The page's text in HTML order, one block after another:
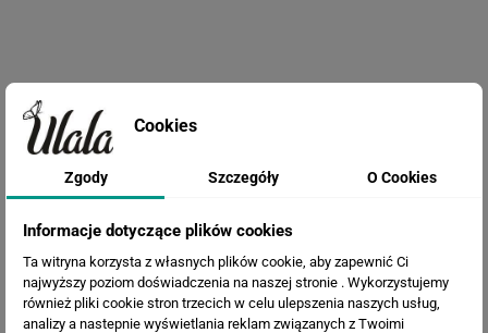
Cookies
Zgody Szczegóły O Cookies
Informacje dotyczące plików cookies
Ta witryna korzysta z własnych plików cookie, aby zapewnić Ci
najwyższy poziom doświadczenia na naszej stronie . Wykorzystujemy
również pliki cookie stron trzecich w celu ulepszenia naszych usług,
analizy a nastepnie wyświetlania reklam związanych z Twoimi